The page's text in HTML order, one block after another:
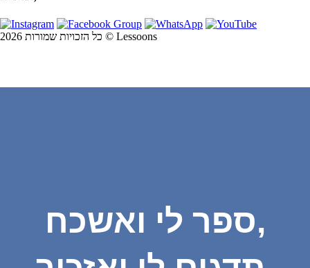
כל הזכויות שמורות 2026 © Lessoons
ספר לי ואשכח,